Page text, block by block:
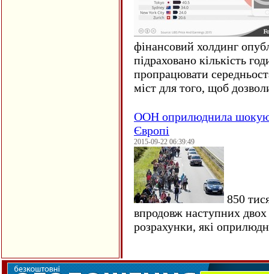
фінансовий холдинг
підраховано кількість
пропрацювати
міст для того, щоб
ООН оприлюднила
Європі
2015-09-22 06:39:49
850
впродовж наступних
розрахунки, які